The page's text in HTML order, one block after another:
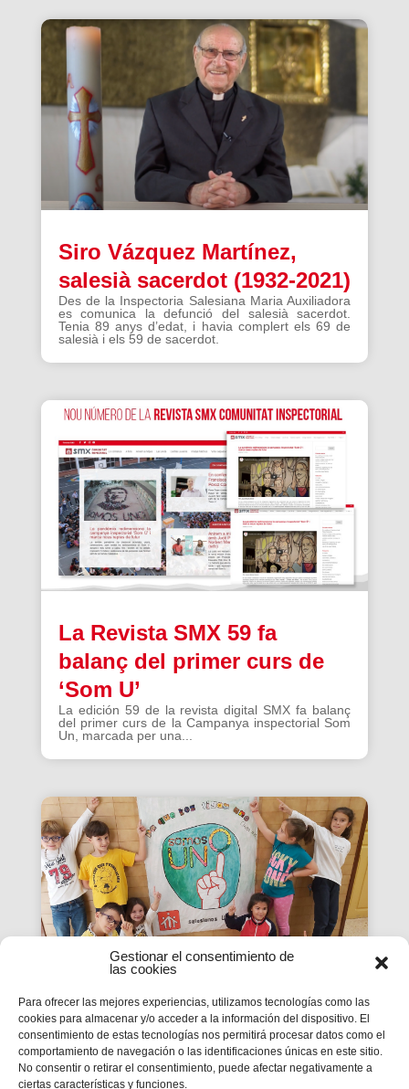
Gestionar el consentimiento de
las cookies
Para ofrecer las mejores experiencias, utilizamos tecnologías como las
cookies para almacenar y/o acceder a la información del dispositivo. El
consentimiento de estas tecnologías nos permitirá procesar datos como el
comportamiento de navegación o las identificaciones únicas en este sitio.
No consentir o retirar el consentimiento, puede afectar negativamente a
ciertas características y funciones.
Siro Vázquez Martínez,
salesià sacerdot (1932-2021)
Des de la Inspectoria Salesiana Maria Auxiliadora
es comunica la defunció del salesià sacerdot.
Tenia 89 anys d’edat, i havia complert els 69 de
salesià i els 59 de sacerdot.
La Revista SMX 59 fa
balanç del primer curs de
‘Som U’
La edición 59 de la revista digital SMX fa balanç
del primer curs de la Campanya inspectorial Som
Un, marcada per una...
La Revista SMX 59 hace
balance del primer curso de